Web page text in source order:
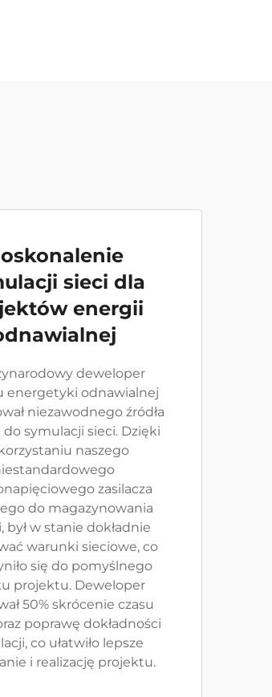
sieci dla
energii
deweloper
energetyki odnawialnej
niezawodnego źródła
do symulacji sieci. Dzięki
naszego
zasilacza
do magazynowania
był w stanie dokładnie
warunki sieciowe, co
się do pomyślnego
projektu. Deweloper
50% skrócenie czasu
poprawę dokładności
co ułatwiło lepsze
i realizację projektu.